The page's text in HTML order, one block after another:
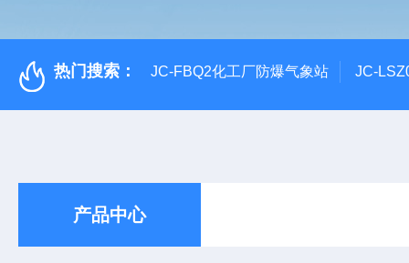
热门搜索： JC-FBQ2化工厂防爆气象站 JC-
产品中心